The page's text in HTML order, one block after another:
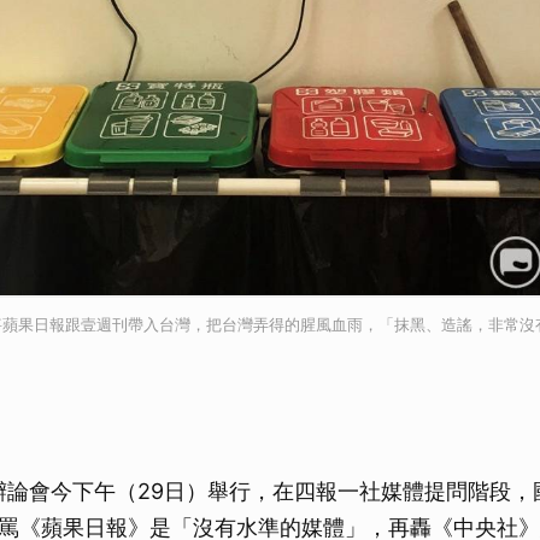
果日報跟壹週刊帶入台灣，把台灣弄得的腥風血雨，「抹黑、造謠，非常
會今下午（29日）舉行，在四報一社媒體提問階段，
《蘋果日報》是「沒有水準的媒體」，再轟《中央社